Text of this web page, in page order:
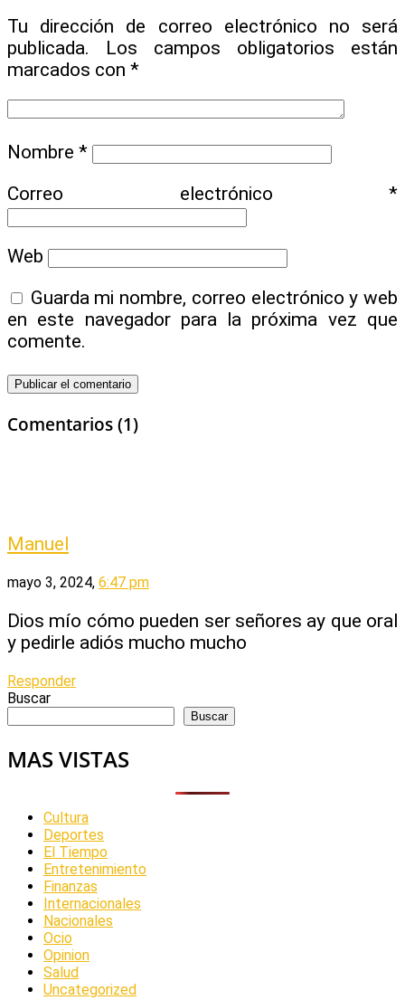
Tu dirección de correo electrónico no será
publicada.
Los campos obligatorios están
marcados con *
Nombre *
Correo electrónico *
Web
Guarda mi nombre, correo electrónico y web
en este navegador para la próxima vez que
comente.
Comentarios (1)
Manuel
mayo 3, 2024, 6:47 pm
Dios mío cómo pueden ser señores ay que oral
y pedirle adiós mucho mucho
Responder
Buscar
Buscar
MAS VISTAS
Cultura
Deportes
El Tiempo
Entretenimiento
Finanzas
Internacionales
Nacionales
Ocio
Opinion
Salud
Uncategorized